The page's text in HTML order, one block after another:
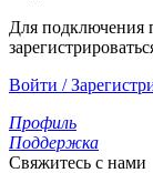
Для подключения
Войти /
Профиль
Поддержка
Свяжитесь с нами